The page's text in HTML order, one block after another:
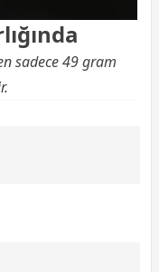
sadece 49 gram